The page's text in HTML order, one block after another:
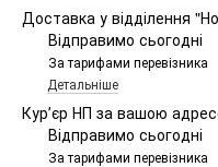
Доставка у відділення
Відправимо сьогодні
За тарифами перевізника
Детальніше
Курʼєр НП за вашою
Відправимо сьогодні
За тарифами перевізника